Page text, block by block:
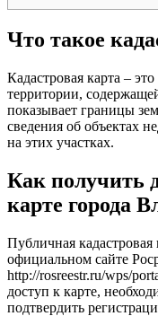
Что такое
Кадастровая карта –
территории,
показывает границы
сведения об объектах
на этих участках.
Как получить
карте города
Публичная
официальном сайте
http://rosreestr.ru/wps/
доступ к карте,
подтвердить